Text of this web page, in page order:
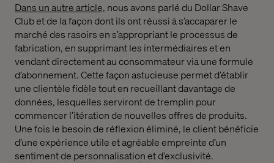
Dans un autre article, nous avons parlé du Dollar Shave
Club et de la façon dont ils ont réussi à s’accaparer le
marché des rasoirs en s’appropriant le processus de
fabrication, en supprimant les intermédiaires et en
vendant directement au consommateur via une formule
d’abonnement. Cette façon astucieuse permet d’établir
une clientèle fidèle tout en recueillant davantage de
données, lesquelles serviront de tremplin pour
commencer l’itération de nouvelles offres de produits.
Une fois le besoin de réflexion éliminé, le client bénéficie
d’une expérience utile et agréable empreinte d’un
sentiment de personnalisation et d’exclusivité.